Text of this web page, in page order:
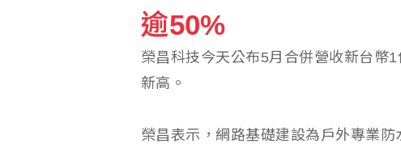
車禍撞頭檢查無礙 連續數月頭暈
逾50%
榮昌科技今天公布5月合併營收新台幣
新高。
榮昌表示，網路基礎建設為戶外專業